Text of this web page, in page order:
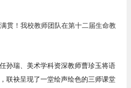
孙瑞、美术学科资深教师曹珍玉将语
联袂呈现了一堂绘声绘色的三师课堂